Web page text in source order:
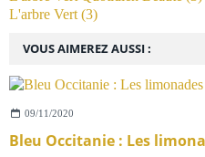
VOUS AIMEREZ AUSSI :
09/11/2020
Bleu Occitanie : Les
L'arbre Vert (3)